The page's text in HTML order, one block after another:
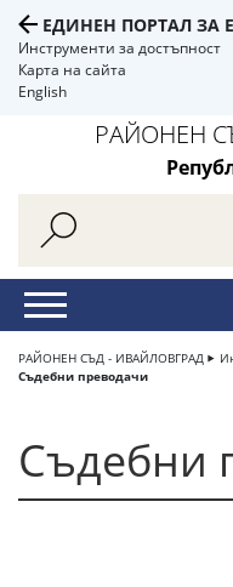
ЕДИНЕН ПОРТАЛ ЗА
Инструменти за достъпност
Карта на сайта
English
РАЙОНЕН
РАЙОНЕН СЪД - ИВАЙЛОВГРАД
Съдебни преводачи
Съдебни